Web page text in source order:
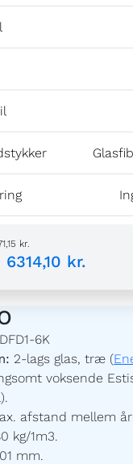
kr.
6314,10 kr.
DFD1-6K
2-lags glas, træ (
voksende
afstand mellem
kg/1m3.
mm.